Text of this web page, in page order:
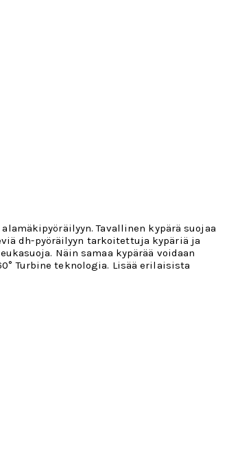
Tavallinen kypärä suojaa
dh-pyöräilyyn tarkoitettuja kypäriä ja
Näin samaa kypärää voidaan
Turbine teknologia. Lisää erilaisista